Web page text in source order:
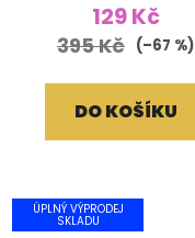
129 Kč
395 Kč (–67 %)
DO KOŠÍKU
ÚPLNÝ VÝPRODEJ
SKLADU